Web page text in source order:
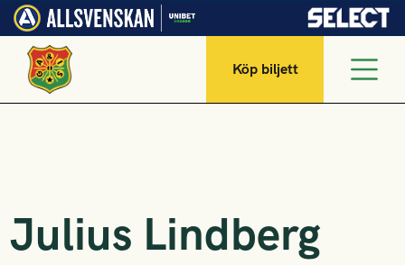
Köp biljett
Julius Lindberg